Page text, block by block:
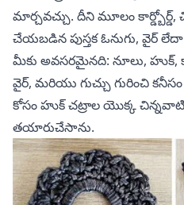
మార్చవచ్చు. దీని మూలం కార్డ్బోర్డ్,
చేయబడిన పుస్తక ఓనుగు, వైర్ లేదా
మీకు అవసరమైనది: నూలు, హుక్,
వైర్, మరియు గుచ్చు గురించి
కోసం హుక్ చట్రాల యొక్క చిన్నవాటి
తయారుచేసాను.